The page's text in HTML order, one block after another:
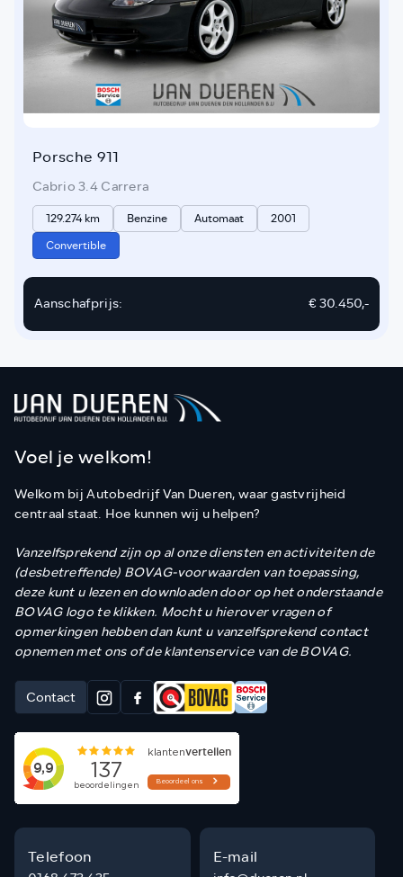
Porsche 911
Cabrio 3.4 Carrera
129.274 km Benzine Automaat
2001
Convertible
Aanschafprijs: € 30.450,-
Voel je welkom!
Welkom bij Autobedrijf Van Dueren, waar gastvrijheid
centraal staat. Hoe kunnen wij u helpen?
Vanzelfsprekend zijn op al onze diensten en activiteiten de
(desbetreffende) BOVAG-voorwaarden van toepassing,
deze kunt u lezen en downloaden door op het onderstaande
BOVAG logo te klikken. Mocht u hierover vragen of
opmerkingen hebben dan kunt u vanzelfsprekend contact
opnemen met ons of de klantenservice van de BOVAG.
Contact
Telefoon E-mail